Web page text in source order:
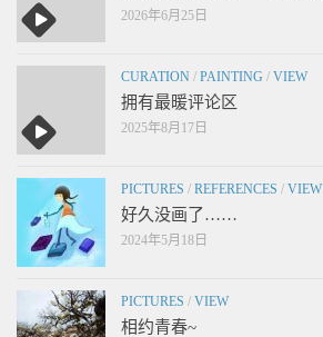
2026年6月25日
CURATION / PAINTING / VIEW
拥有最暖评论区
2025年8月17日
PICTURES / REFERENCES / VIEW
好久没画了……
2024年5月18日
PICTURES / VIEW
相约青春~